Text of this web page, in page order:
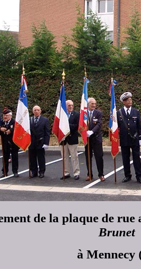
de la plaque de
Brunet
à Mennecy